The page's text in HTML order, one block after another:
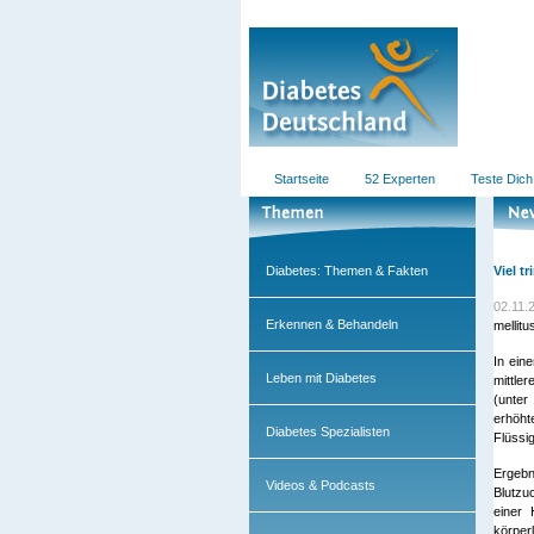
Viel
In
(unter
einer
Diabetes: Themen & Fakten
Erkennen & Behandeln
Leben mit Diabetes
Diabetes Spezialisten
Videos & Podcasts
Startseite 52 Experten Teste